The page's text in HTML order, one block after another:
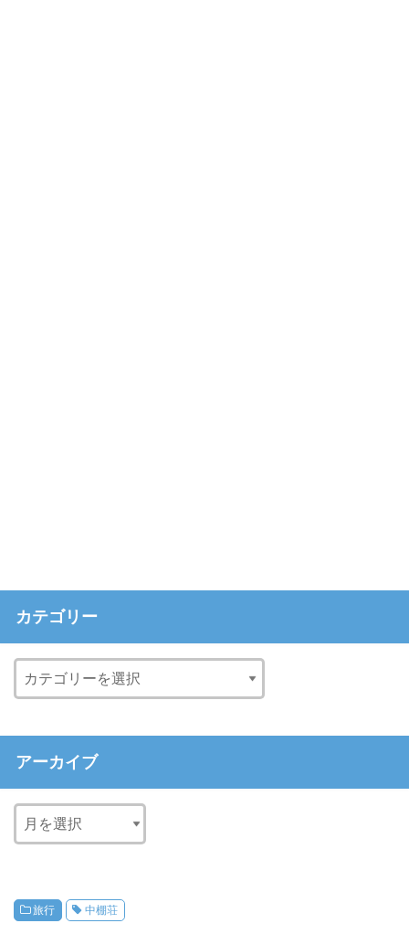
カテゴリー
アーカイブ
旅行 中棚荘